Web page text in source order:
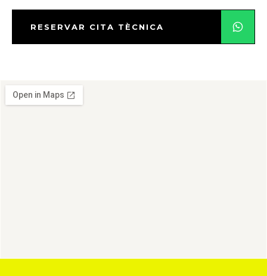
RESERVAR CITA TÈCNICA